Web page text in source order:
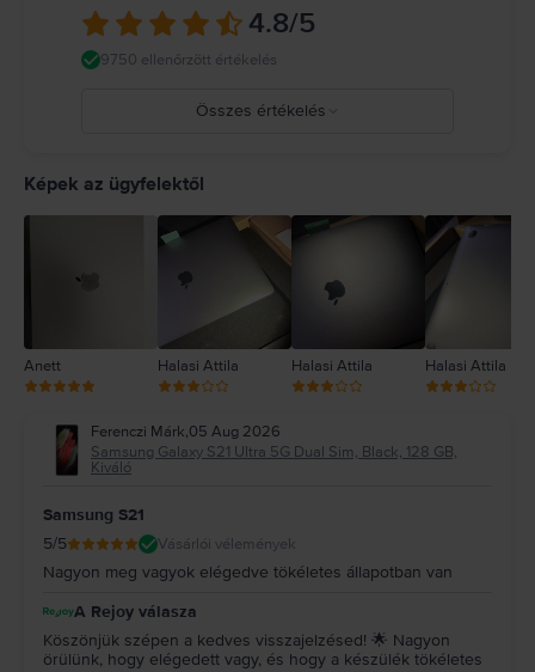
4.8/5
9750 ellenőrzött értékelés
Összes értékelés
2
Képek az ügyfelektől
Anett Halasi Attila Halasi Attila Halasi Attila
Ferenczi Márk,05 Aug 2026
Samsung Galaxy S21 Ultra 5G Dual Sim, Black, 128 GB,
Kiváló
Samsung S21
5/5 Vásárlói vélemények
Nagyon meg vagyok elégedve tökéletes állapotban van
A Rejoy válasza
Köszönjük szépen a kedves visszajelzésed! 🌟 Nagyon
örülünk, hogy elégedett vagy, és hogy a készülék tökéletes